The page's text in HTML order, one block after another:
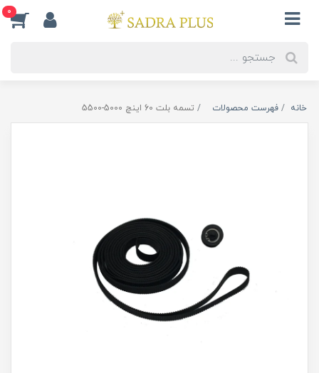
0
خانه فهرست محصولات تسمه بلت 60 اینچ 5000-5500